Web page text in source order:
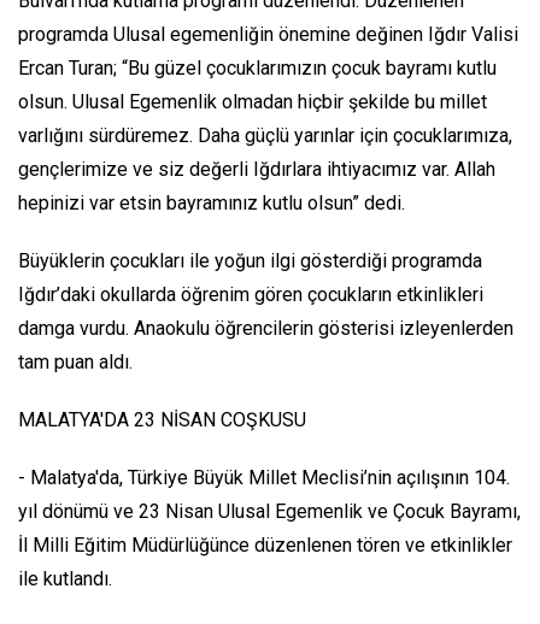
programda Ulusal egemenliğin önemine değinen Iğdır Valisi
Ercan Turan; “Bu güzel çocuklarımızın çocuk bayramı kutlu
olsun. Ulusal Egemenlik olmadan hiçbir şekilde bu millet
varlığını sürdüremez. Daha güçlü yarınlar için çocuklarımıza,
gençlerimize ve siz değerli Iğdırlara ihtiyacımız var. Allah
hepinizi var etsin bayramınız kutlu olsun” dedi.
Büyüklerin çocukları ile yoğun ilgi gösterdiği programda
Iğdır’daki okullarda öğrenim gören çocukların etkinlikleri
damga vurdu. Anaokulu öğrencilerin gösterisi izleyenlerden
tam puan aldı.
MALATYA'DA 23 NİSAN COŞKUSU
- Malatya'da, Türkiye Büyük Millet Meclisi’nin açılışının 104.
yıl dönümü ve 23 Nisan Ulusal Egemenlik ve Çocuk Bayramı,
İl Milli Eğitim Müdürlüğünce düzenlenen tören ve etkinlikler
ile kutlandı.